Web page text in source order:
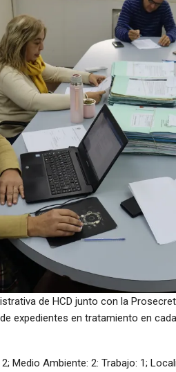
de HCD junto con la
expedientes en tratamiento en
2; Medio Ambiente: 2: Trabajo: 1;